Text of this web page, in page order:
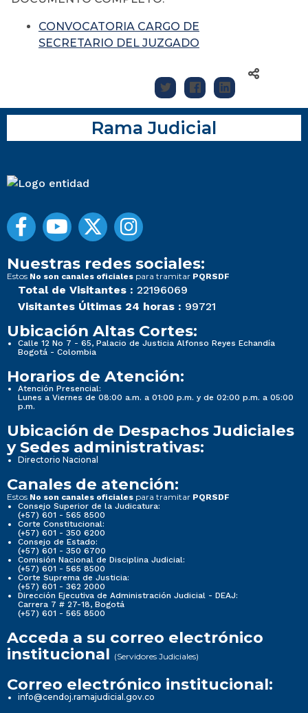
CONVOCATORIA CARGO DE
SECRETARIO DEL JUZGADO
Rama Judicial
Nuestras redes sociales:
Estos No son canales oficiales para tramitar PQRSDF
Total de Visitantes : 22196069
Visitantes Últimas 24 horas : 99721
Ubicación Altas Cortes:
Calle 12 No 7 - 65, Palacio de Justicia Alfonso Reyes Echandía
Bogotá - Colombia
Horarios de Atención:
Atención Presencial:
Lunes a Viernes de 08:00 a.m. a 01:00 p.m. y de 02:00 p.m. a 05:00
p.m.
Ubicación de Despachos Judiciales
y Sedes administrativas:
Directorio Nacional
Canales de atención:
Estos No son canales oficiales para tramitar PQRSDF
Consejo Superior de la Judicatura:
(+57) 601 - 565 8500
Corte Constitucional:
(+57) 601 - 350 6200
Consejo de Estado:
(+57) 601 - 350 6700
Comisión Nacional de Disciplina Judicial:
(+57) 601 - 565 8500
Corte Suprema de Justicia:
(+57) 601 - 362 2000
Dirección Ejecutiva de Administración Judicial - DEAJ:
Carrera 7 # 27-18, Bogotá
(+57) 601 - 565 8500
Acceda a su correo electrónico
institucional (Servidores Judiciales)
Correo electrónico institucional:
info@cendoj.ramajudicial.gov.co